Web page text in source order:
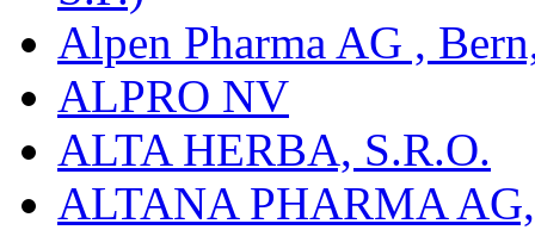
Alpen Pharma AG ,
ALPRO NV
ALTA HERBA, S.R.O.
ALTANA PHARMA